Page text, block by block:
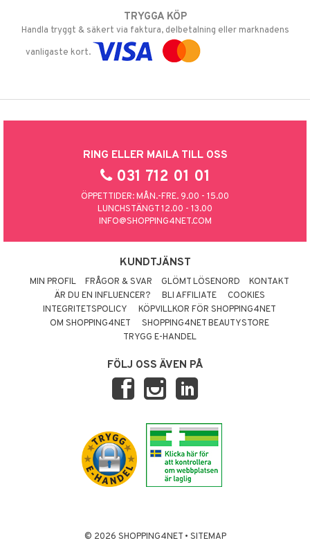
TRYGGA KÖP
Handla tryggt & säkert via faktura, delbetalning eller marknadens
vanligaste kort.
RING ELLER MAILA TILL OSS
031 712 01 01
ÖPPETTIDER: MÅN.-FRE. 9.00 - 15.00
LUNCHSTÄNGT 12.00 - 13.00
INFO@SHOPPING4NET.COM
KUNDTJÄNST
MIN PROFIL FRÅGOR & SVAR GLÖMT LÖSENORD
KONTAKT
ÄR DU EN INFLUENCER?
BLI AFFILIATE
COOKIES
INTEGRITETSPOLICY
KÖPVILLKOR FÖR SHOPPING4NET
OM SHOPPING4NET
SHOPPING4NET BEAUTYSTORE
TRYGG E-HANDEL
FÖLJ OSS ÄVEN PÅ
© 2026 SHOPPING4NET • SITEMAP